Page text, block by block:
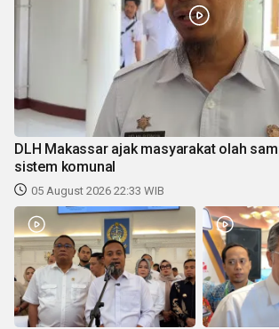
DLH Makassar ajak masyarakat olah
sistem komunal
05 August 2026 22:33 WIB